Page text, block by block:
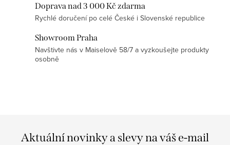
Doprava nad 3 000 Kč zdarma
Rychlé doručení po celé České i Slovenské republice
Showroom Praha
Navštivte nás v Maiselově 58/7 a vyzkoušejte produkty
osobně
Aktuální novinky a slevy na váš e-mail